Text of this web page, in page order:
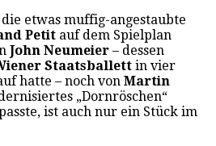
etwas muffig-angestaubte
Petit auf dem Spielplan
John Neumeier – dessen
Staatsballett in vier
hatte – noch von Martin
„Dornröschen“
ist auch nur ein Stück im